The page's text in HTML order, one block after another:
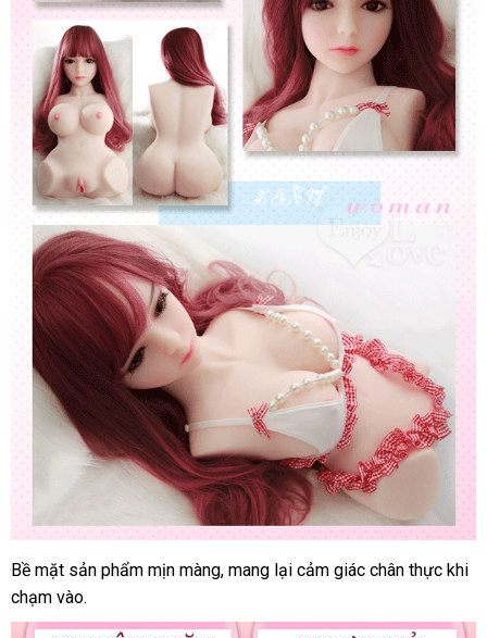
Bề mặt sản phẩm mịn màngnơi
, mang lại cảm giác chân thực khi
chạm vào.